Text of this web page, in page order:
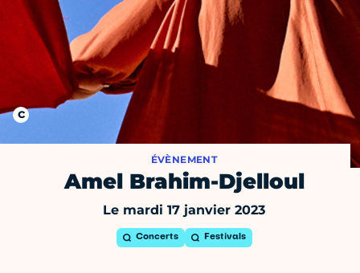
ÉVÈNEMENT
Amel Brahim-Djelloul
Le mardi 17 janvier 2023
Concerts Festivals